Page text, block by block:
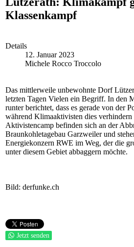
Klassenkampf
Details
12. Januar 2023
Michele Rocco Troccolo
Das mittlerweile unbewohnte Dorf
letzten Tagen Vielen ein Begriff. In den
runter berichtet, dass es gerade von der
während Klimaaktivisten dies
Aktivistencamp befinden sich an der
Braunkohletagebau Garzweiler und
Energiekonzern RWE im Weg, der die
unter diesem Gebiet abbaggern möchte.
Bild: derfunke.ch
Jetzt senden